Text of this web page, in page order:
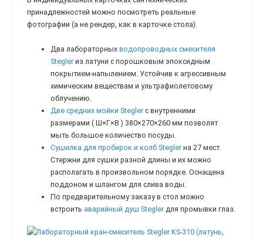
принадлежностей можно посмотреть реальные
фотографии (а не рендер, как в карточке стола).
Два лабораторных водопроводных смесителя
Stegler из латуни с порошковым эпоксидным
покрытием-напылением. Устойчив к агрессивным
химическим веществам и ультрафиолетовому
облучению.
Две средних мойки Stegler с внутренними
размерами ( Ш×Г×В ) 380×270×260 мм позволят
мыть большое количество посуды.
Сушилка для пробирок и колб Stegler на 27 мест.
Стержни для сушки разной длины и их можно
располагать в произвольном порядке. Оснащена
поддоном и шлангом для слива воды.
По предварительному заказу в стол можно
встроить аварийный душ Stegler для промывки глаз.